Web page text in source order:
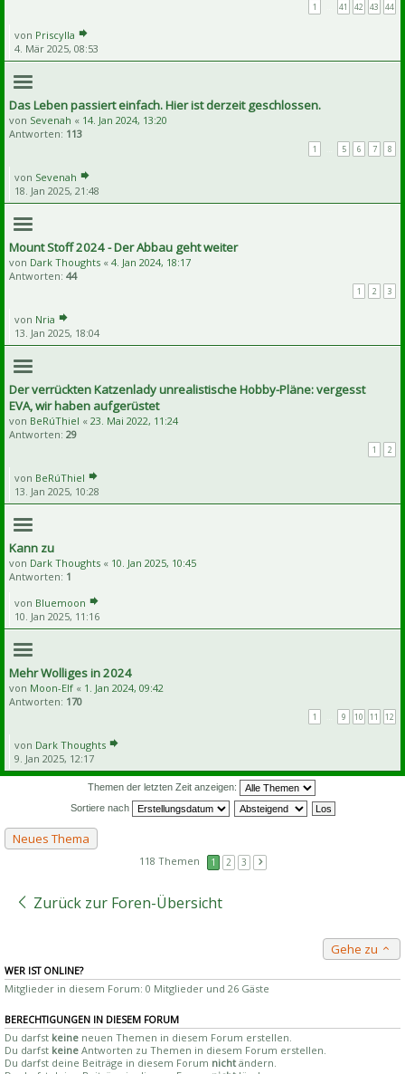
1 41 42 43 44
von Priscylla
4. Mär 2025, 08:53
Das Leben passiert einfach. Hier ist derzeit geschlossen.
von Sevenah « 14. Jan 2024, 13:20
Antworten: 113
1 5 6 7 8
von Sevenah
18. Jan 2025, 21:48
Mount Stoff 2024 - Der Abbau geht weiter
von Dark Thoughts « 4. Jan 2024, 18:17
Antworten: 44
1 2 3
von Nria
13. Jan 2025, 18:04
Der verrückten Katzenlady unrealistische Hobby-Pläne: vergesst
EVA, wir haben aufgerüstet
von BeRúThiel « 23. Mai 2022, 11:24
Antworten: 29
1 2
von BeRúThiel
13. Jan 2025, 10:28
Kann zu
von Dark Thoughts « 10. Jan 2025, 10:45
Antworten: 1
von Bluemoon
10. Jan 2025, 11:16
Mehr Wolliges in 2024
von Moon-Elf « 1. Jan 2024, 09:42
Antworten: 170
1 9 10 11 12
von Dark Thoughts
9. Jan 2025, 12:17
Themen der letzten Zeit anzeigen:
Sortiere nach
Neues Thema
118 Themen 1 2 3
Zurück zur Foren-Übersicht
Gehe zu
WER IST ONLINE?
Mitglieder in diesem Forum: 0 Mitglieder und 26 Gäste
BERECHTIGUNGEN IN DIESEM FORUM
Du darfst keine neuen Themen in diesem Forum erstellen.
Du darfst keine Antworten zu Themen in diesem Forum erstellen.
Du darfst deine Beiträge in diesem Forum nicht ändern.